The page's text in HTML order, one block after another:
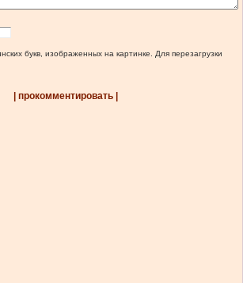
букв, изображенных на картинке. Для перезагрузки
| прокомментировать |